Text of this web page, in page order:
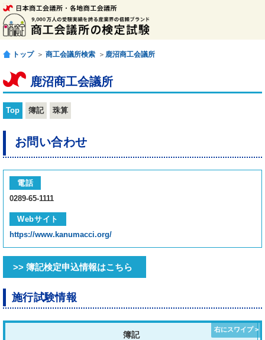
トップ ＞ 商工会議所検索 ＞ 鹿沼商工会議所
鹿沼商工会議所
Top 簿記 珠算
お問い合わせ
電話
0289-65-1111
Webサイト
https://www.kanumacci.org/
>> 簿記検定申込情報はこちら
施行試験情報
簿記